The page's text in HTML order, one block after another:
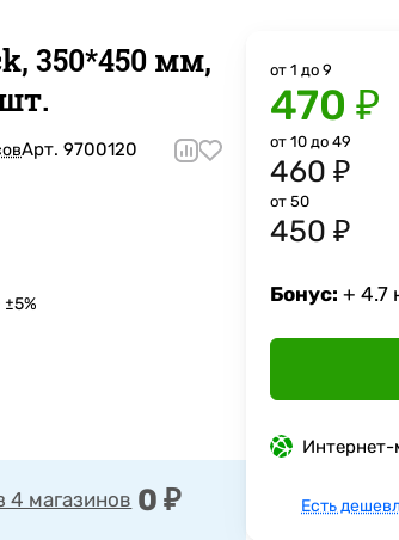
350*450 мм,
Арт.9700120
±5%
4 магазинов 0 ₽
от 1 до 9
470 ₽
от 10 до 49
460 ₽
от 50
450 ₽
Бонус: + 4.7
Интернет-
Есть